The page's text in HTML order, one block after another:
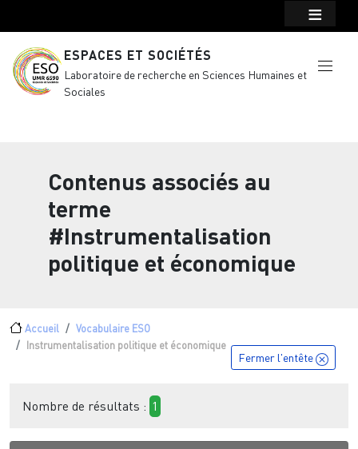
ESPACES ET SOCIÉTÉS
Laboratoire de recherche en Sciences Humaines et
Sociales
Contenus associés au
terme
#Instrumentalisation
politique et économique
Fil d'Ariane
Accueil
Vocabulaire ESO
Instrumentalisation politique et économique
Fermer l'entête
Nombre de résultats : 1